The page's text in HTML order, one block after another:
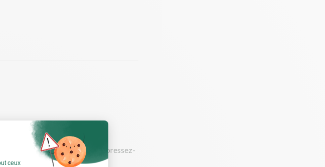
:
(que l'écorce de couleur) et pressez-